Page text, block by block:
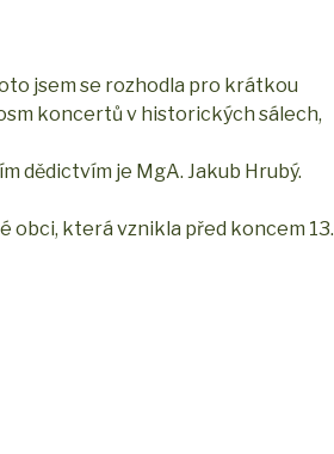
jsem se rozhodla pro krátkou
koncertů v historických sálech,
dědictvím je MgA. Jakub Hrubý.
obci, která vznikla před koncem 13.